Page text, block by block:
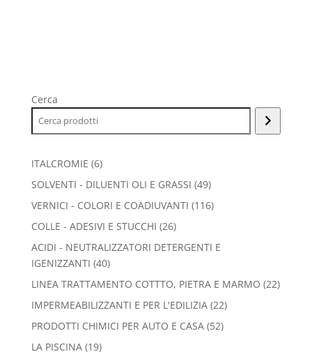
Cerca
ITALCROMIE 66
prodotti
SOLVENTI - DILUENTI OLI E GRASSI 4949
prodotti
VERNICI - COLORI E COADIUVANTI 116116
COLLE - ADESIVI E STUCCHI 2626
prodotti
ACIDI - NEUTRALIZZATORI DETERGENTI E
IGENIZZANTI 4040
prodotti
LINEA TRATTAMENTO COTTTO, PIETRA E MARMO 2222
IMPERMEABILIZZANTI E PER L'EDILIZIA 2222
PRODOTTI CHIMICI PER AUTO E CASA 5252
LA PISCINA 1919